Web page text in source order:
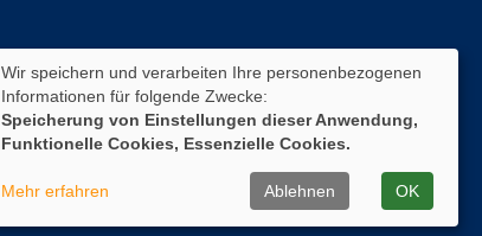
Wir speichern und verarbeiten Ihre personenbezogenen
Informationen für folgende Zwecke:
Speicherung von Einstellungen dieser Anwendung,
Funktionelle Cookies, Essenzielle Cookies.
Mehr erfahren Ablehnen OK